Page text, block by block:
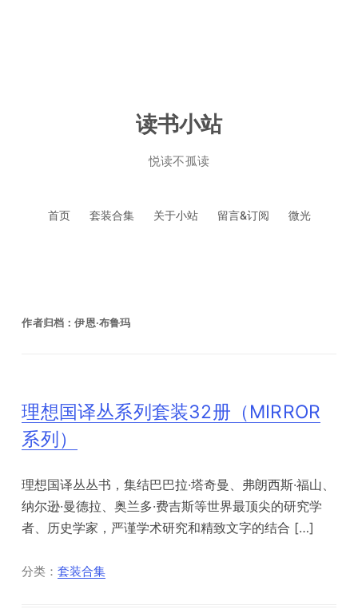
读书小站
悦读不孤读
首页 套装合集 关于小站 留言&订阅 微光
作者归档：伊恩·布鲁玛
理想国译丛系列套装32册（MIRROR
系列）
理想国译丛丛书，集结巴巴拉·塔奇曼、弗朗西斯·福山、
纳尔逊·曼德拉、奥兰多·费吉斯等世界最顶尖的研究学
者、历史学家，严谨学术研究和精致文字的结合 […]
分类：套装合集